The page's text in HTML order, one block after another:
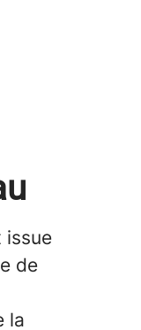
issue
de
la